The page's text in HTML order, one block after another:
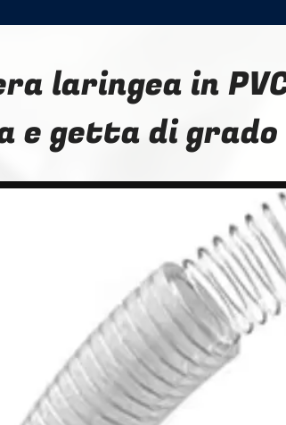
laringea in
e getta di grado